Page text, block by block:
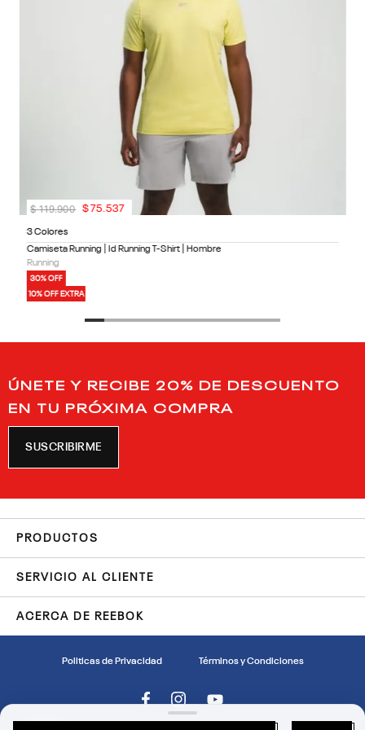
3 Colores
Camiseta Running | Id Running T-Shirt | Hombre
Running
30% OFF
10% OFF EXTRA
$ 119.900 $75.537
ÚNETE Y RECIBE 20% DE DESCUENTO
EN TU PRÓXIMA COMPRA
SUSCRIBIRME
PRODUCTOS
SERVICIO AL CLIENTE
ACERCA DE REEBOK
Politicas de Privacidad Términos y Condiciones